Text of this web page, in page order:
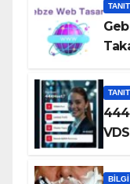
BILGI